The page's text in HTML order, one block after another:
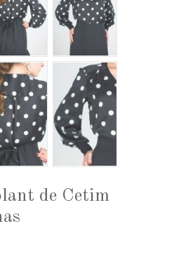
de Cetim